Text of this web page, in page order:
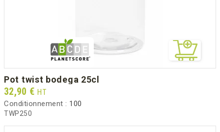
pot twist bodega 25cl
Prix
32,90 € HT
Conditionnement : 100
TWP250